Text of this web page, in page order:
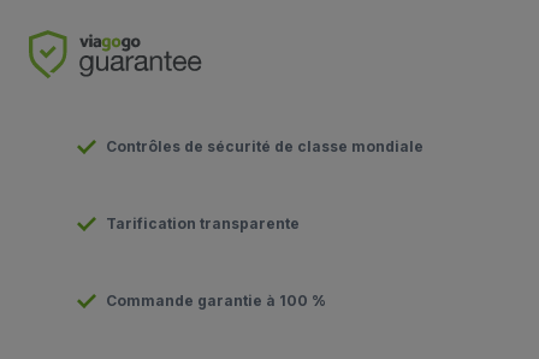
Contrôles de sécurité de classe mondiale
Tarification transparente
Commande garantie à 100 %